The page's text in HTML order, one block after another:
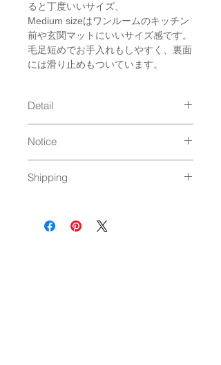
ると丁度いいサイズ、
Medium sizeはワンルームのキッチン
前や玄関マットにいいサイズ感です。
毛足短めでお手入れもしやすく、裏面
には滑り止めもついています。
Detail
material : polyester100％
Gobelin tapestry
Notice
床暖房OK
Shipping